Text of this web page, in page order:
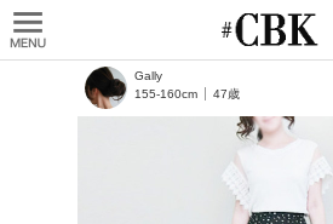
Gally
155-160cm
47歳